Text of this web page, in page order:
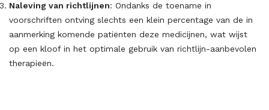
Naleving van richtlijnen: Ondanks de toename in
voorschriften ontving slechts een klein percentage van de in
aanmerking komende patiënten deze medicijnen, wat wijst
op een kloof in het optimale gebruik van richtlijn-aanbevolen
therapieën.